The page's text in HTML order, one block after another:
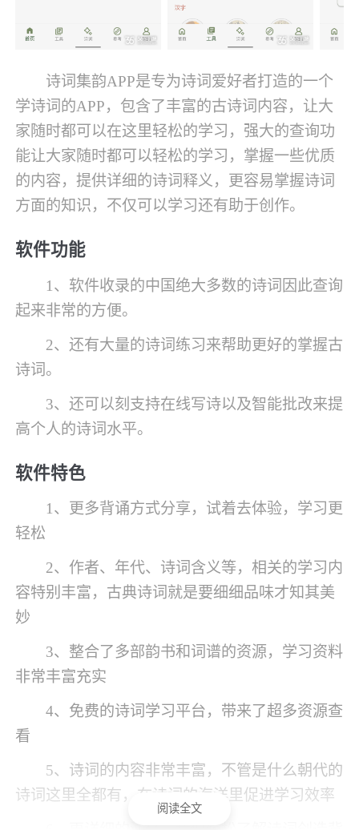
诗词集韵APP是专为诗词爱好者打造的一个
学诗词的APP，包含了丰富的古诗词内容，让大
家随时都可以在这里轻松的学习，强大的查询功
能让大家随时都可以轻松的学习，掌握一些优质
的内容，提供详细的诗词释义，更容易掌握诗词
方面的知识，不仅可以学习还有助于创作。
软件功能
1、软件收录的中国绝大多数的诗词因此查询
起来非常的方便。
2、还有大量的诗词练习来帮助更好的掌握古
诗词。
3、还可以刻支持在线写诗以及智能批改来提
高个人的诗词水平。
软件特色
1、更多背诵方式分享，试着去体验，学习更
轻松
2、作者、年代、诗词含义等，相关的学习内
容特别丰富，古典诗词就是要细细品味才知其美
妙
3、整合了多部韵书和词谱的资源，学习资料
非常丰富充实
4、免费的诗词学习平台，带来了超多资源查
看
5、诗词的内容非常丰富，不管是什么朝代的
诗词这里全都有，在诗词的海洋里促进学习效率
阅读全文